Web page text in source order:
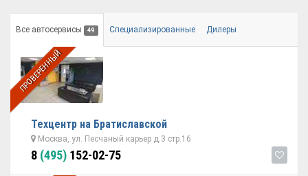
Все автосервисы 49 Специализированные Дилеры
ПРОВЕРЕННЫЙ
Техцентр на Братиславской
Москва, ул. Песчаный карьер д.3 стр.16
8 (495) 152-02-75